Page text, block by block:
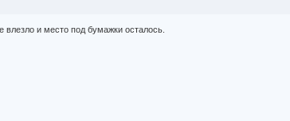
и место под бумажки осталось.